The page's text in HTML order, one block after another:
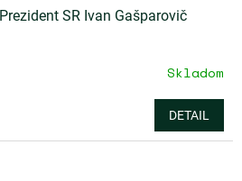
SR Ivan Gašparovič
Skladom
DETAIL